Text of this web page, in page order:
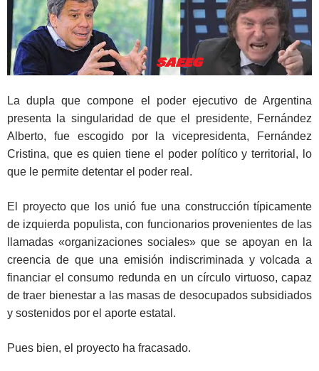
La dupla que compone el poder ejecutivo de Argentina
presenta la singularidad de que el presidente, Fernández
Alberto, fue escogido por la vicepresidenta, Fernández
Cristina, que es quien tiene el poder político y territorial, lo
que le permite detentar el poder real.
El proyecto que los unió fue una construcción típicamente
de izquierda populista, con funcionarios provenientes de las
llamadas «organizaciones sociales» que se apoyan en la
creencia de que una emisión indiscriminada y volcada a
financiar el consumo redunda en un círculo virtuoso, capaz
de traer bienestar a las masas de desocupados subsidiados
y sostenidos por el aporte estatal.
Pues bien, el proyecto ha fracasado.